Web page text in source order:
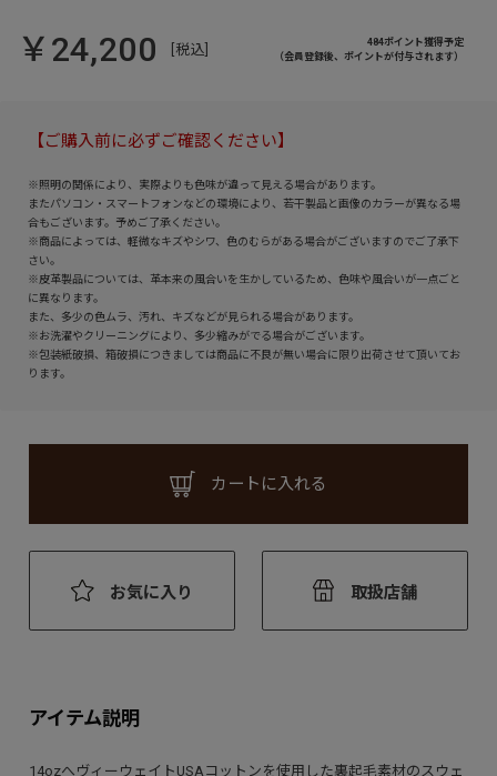
￥24,200 [税込]
484ポイント獲得予定
（会員登録後、ポイントが付与されます）
【ご購入前に必ずご確認ください】
※照明の関係により、実際よりも色味が違って見える場合があります。
またパソコン・スマートフォンなどの環境により、若干製品と画像のカラーが異なる場
合もございます。予めご了承ください。
※商品によっては、軽微なキズやシワ、色のむらがある場合がございますのでご了承下
さい。
※皮革製品については、革本来の風合いを生かしているため、色味や風合いが一点ごと
に異なります。
また、多少の色ムラ、汚れ、キズなどが見られる場合があります。
※お洗濯やクリーニングにより、多少縮みがでる場合がございます。
※包装紙破損、箱破損につきましては商品に不良が無い場合に限り出荷させて頂いてお
ります。
カートに入れる
お気に入り 取扱店舗
アイテム説明
14ozへヴィーウェイトUSAコットンを使用した裏起毛素材のスウェ